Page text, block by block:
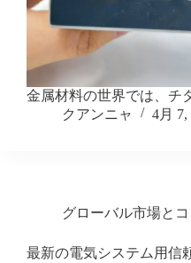
金属材料の世界では、チ
クアンニャ
4月 7,
グローバル市場と
最新の電気システム用信